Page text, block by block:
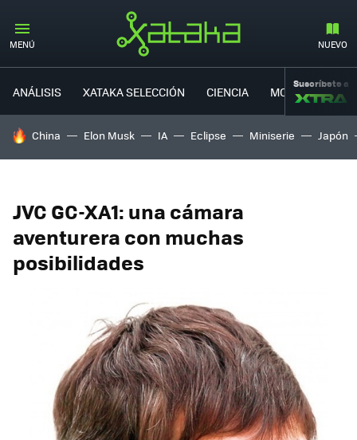
MENÚ NUEVO
ANÁLISIS XATAKA SELECCIÓN CIENCIA MOVILIDAD
Suscríbete a
HOY SE HABLA DE
China Elon Musk IA Eclipse Miniserie Japón
JVC GC-XA1: una cámara
aventurera con muchas
posibilidades